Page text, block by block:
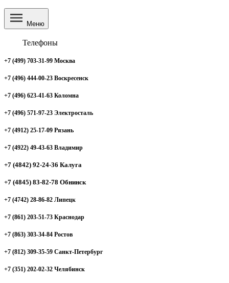
Меню
Телефоны
+7 (499) 703-31-99 Москва
+7 (496) 444-00-23 Воскресенск
+7 (496) 623-41-63 Коломна
+7 (496) 571-97-23 Электросталь
+7 (4912) 25-17-09 Рязань
+7 (4922) 49-43-63 Владимир
+7 (4842) 92-24-36 Калуга
+7 (4845) 83-82-78 Обнинск
+7 (4742) 28-86-82 Липецк
+7 (861) 203-51-73 Краснодар
+7 (863) 303-34-84 Ростов
+7 (812) 309-35-59 Санкт-Петербург
+7 (351) 202-02-32 Челябинск